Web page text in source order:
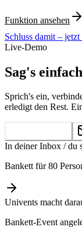
Funktion ansehen
Schluss damit – jetzt
Live-Demo
Sag's
Sprich's ein,
erledigt den Rest.
In deiner Inbox / du
Bankett für 80
Univents macht
Bankett-Event